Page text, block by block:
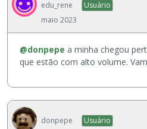
edu_rene
Usuário
maio 2023
@donpepe a minha chegou
que estão com alto volume.
donpepe
Usuário